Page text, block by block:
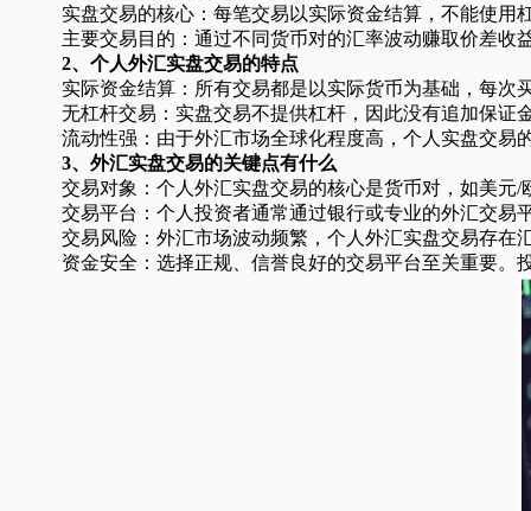
实盘交易的核心：每笔交易以实际资金结算，不能使用
主要交易目的：通过不同货币对的汇率波动赚取价差收
2、个人外汇实盘交易的特点
实际资金结算：所有交易都是以实际货币为基础，每次
无杠杆交易：实盘交易不提供杠杆，因此没有追加保证
流动性强：由于外汇市场全球化程度高，个人实盘交易
3、外汇实盘交易的关键点有什么
交易对象：个人外汇实盘交易的核心是货币对，如美元/
交易平台：个人投资者通常通过银行或专业的外汇交易
交易风险：外汇市场波动频繁，个人外汇实盘交易存在
资金安全：选择正规、信誉良好的交易平台至关重要。